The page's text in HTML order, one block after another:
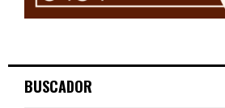
BUSCADOR